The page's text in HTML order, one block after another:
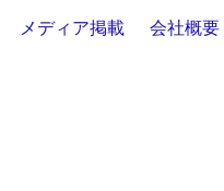
メディア掲載 会社概要